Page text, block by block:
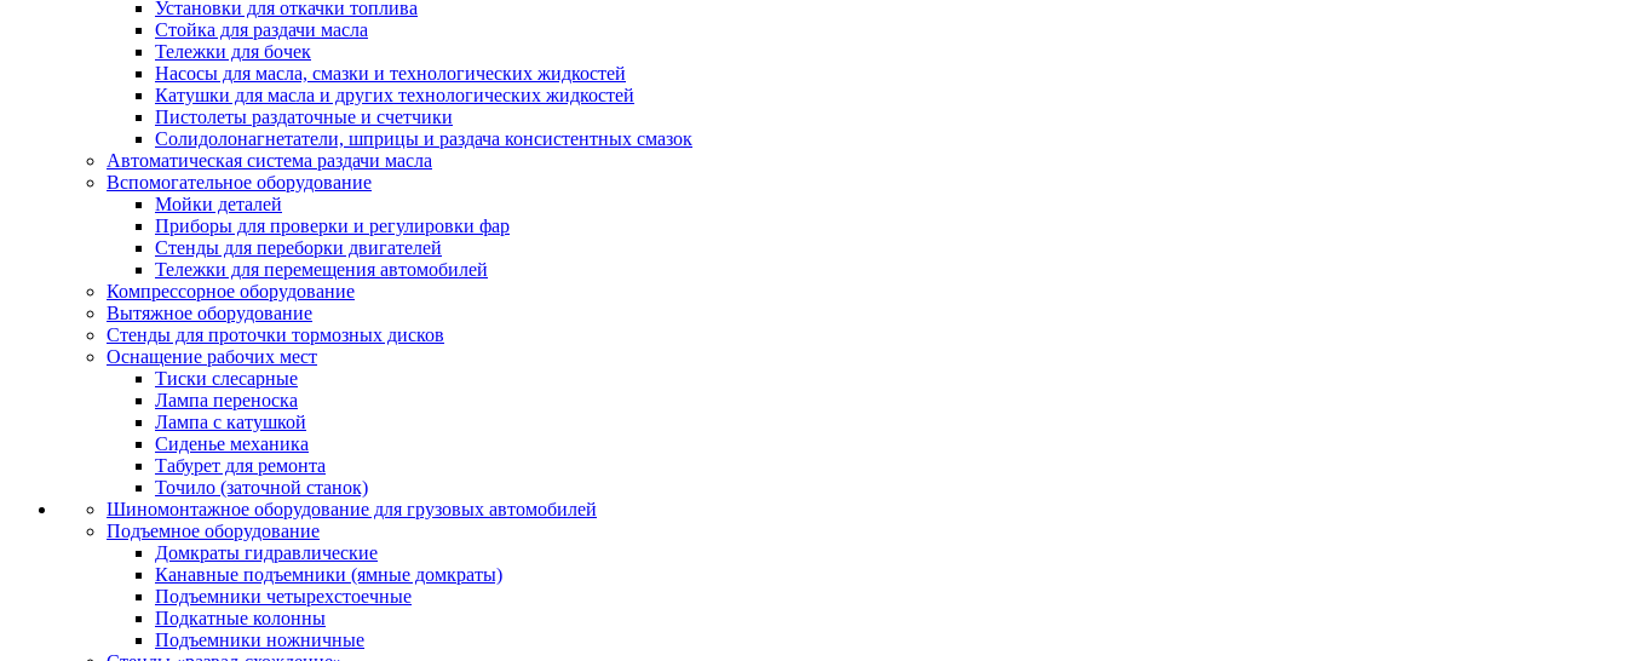
Установки для откачки топлива
Стойка для раздачи масла
Тележки для бочек
Насосы для масла, смазки и технологических жидкостей
Катушки для масла и других технологических жидкостей
Пистолеты раздаточные и счетчики
Солидолонагнетатели, шприцы и раздача консистентных смазок
Автоматическая система раздачи масла
Вспомогательное оборудование
Мойки деталей
Приборы для проверки и регулировки фар
Стенды для переборки двигателей
Тележки для перемещения автомобилей
Компрессорное оборудование
Вытяжное оборудование
Стенды для проточки тормозных дисков
Оснащение рабочих мест
Тиски слесарные
Лампа переноска
Лампа с катушкой
Сиденье механика
Табурет для ремонта
Точило (заточной станок)
Шиномонтажное оборудование для грузовых автомобилей
Подъемное оборудование
Домкраты гидравлические
Канавные подъемники (ямные домкраты)
Подъемники четырехстоечные
Подкатные колонны
Подъемники ножничные